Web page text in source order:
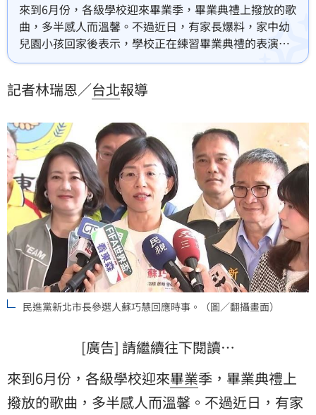
來到6月份，各級學校迎來畢業季，畢業典禮上撥放的歌
曲，多半感人而溫馨。不過近日，有家長爆料，家中幼
兒園小孩回家後表示，學校正在練習畢業典禮的表演歌
曲，該名家長出於好奇查詢後，發現竟是「慶祝中國共
對這起事件，民進黨新北市長參選人蘇巧慧今（12）日
記者林瑞恩／台北報導
民進黨新北市長參選人蘇巧慧回應時事。（圖／翻攝畫面）
[廣告] 請繼續往下閱讀…
來到6月份，各級學校迎來畢業季，畢業典禮上
撥放的歌曲，多半感人而溫馨。不過近日，有家